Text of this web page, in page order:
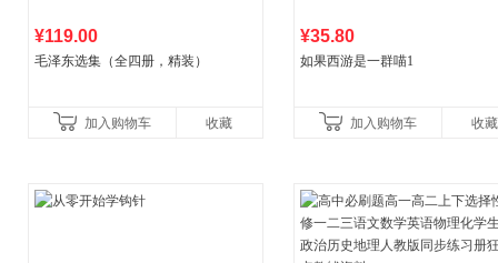
¥119.00
毛泽东选集（全四册，精装）
加入购物车 收藏
¥35.80
如果西游是一群喵1
加入购物车 收藏